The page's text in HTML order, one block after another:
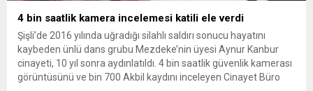
4 bin saatlik kamera incelemesi katili ele verdi
Şişli’de 2016 yılında uğradığı silahlı saldırı sonucu hayatını
kaybeden ünlü dans grubu Mezdeke’nin üyesi Aynur Kanbur
cinayeti, 10 yıl sonra aydınlatıldı. 4 bin saatlik güvenlik kamerası
görüntüsünü ve bin 700 Akbil kaydını inceleyen Cinayet Büro